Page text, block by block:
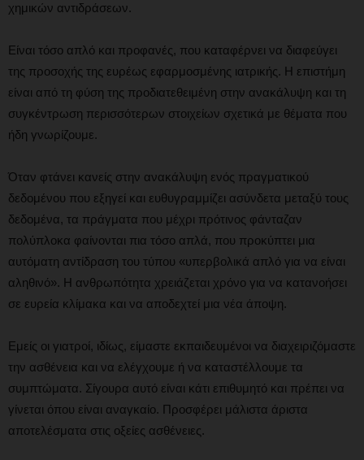
χημικών αντιδράσεων.
Είναι τόσο απλό και προφανές, που καταφέρνει να διαφεύγει
της προσοχής της ευρέως εφαρμοσμένης ιατρικής. Η επιστήμη
είναι από τη φύση της προδιατεθειμένη στην ανακάλυψη και τη
συγκέντρωση περισσότερων στοιχείων σχετικά με θέματα που
ήδη γνωρίζουμε.
Όταν φτάνει κανείς στην ανακάλυψη ενός πραγματικού
δεδομένου που εξηγεί και ευθυγραμμίζει ασύνδετα μεταξύ τους
δεδομένα, τα πράγματα που μέχρι πρότινος φάνταζαν
πολύπλοκα φαίνονται πια τόσο απλά, που προκύπτει μια
αυτόματη αντίδραση του τύπου «υπερβολικά απλό για να είναι
αληθινό». Η ανθρωπότητα χρειάζεται χρόνο για να κατανοήσει
σε ευρεία κλίμακα και να αποδεχτεί μια νέα άποψη.
Εμείς οι γιατροί, ιδίως, είμαστε εκπαιδευμένοι να διαχειριζόμαστε
την ασθένεια και να ελέγχουμε ή να καταστέλλουμε τα
συμπτώματα. Σίγουρα αυτό είναι κάτι επιθυμητό και πρέπει να
γίνεται όπου είναι αναγκαίο. Προσφέρει μάλιστα άριστα
αποτελέσματα στις οξείες ασθένειες.